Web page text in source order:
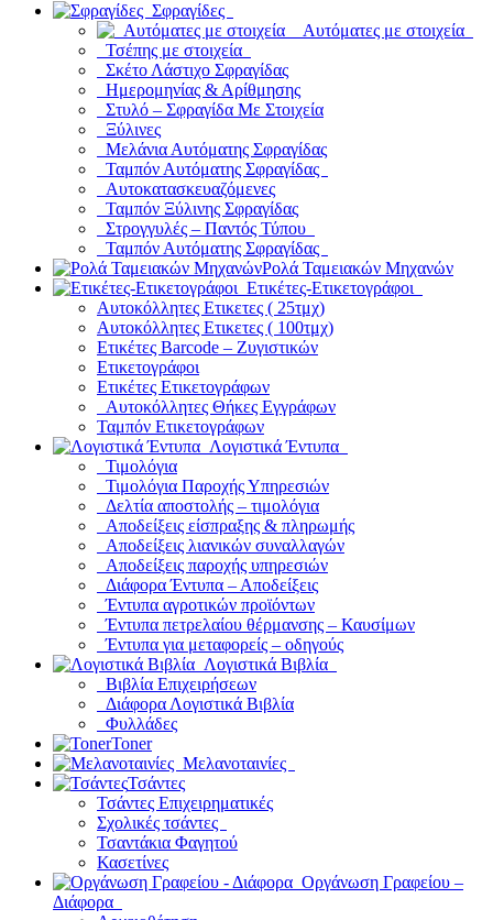
Σφραγίδες
Αυτόματες με στοιχεία
Τσέπης με στοιχεία
Σκέτο Λάστιχο Σφραγίδας
Ημερομηνίας & Αρίθμησης
Στυλό – Σφραγίδα Με Στοιχεία
Ξύλινες
Μελάνια Αυτόματης Σφραγίδας
Ταμπόν Αυτόματης Σφραγίδας
Αυτοκατασκευαζόμενες
Ταμπόν Ξύλινης Σφραγίδας
Στρογγυλές – Παντός Τύπου
Ταμπόν Αυτόματης Σφραγίδας
Ρολά Ταμειακών Μηχανών
Ετικέτες-Ετικετογράφοι
Αυτοκόλλητες Ετικετες ( 25τμχ)
Αυτοκόλλητες Ετικετες ( 100τμχ)
Ετικέτες Barcode – Ζυγιστικών
Ετικετογράφοι
Ετικέτες Ετικετογράφων
Αυτοκόλλητες Θήκες Εγγράφων
Ταμπόν Ετικετογράφων
Λογιστικά Έντυπα
Τιμολόγια
Τιμολόγια Παροχής Υπηρεσιών
Δελτία αποστολής – τιμολόγια
Αποδείξεις είσπραξης & πληρωμής
Αποδείξεις λιανικών συναλλαγών
Αποδείξεις παροχής υπηρεσιών
Διάφορα Έντυπα – Αποδείξεις
Έντυπα αγροτικών προϊόντων
Έντυπα πετρελαίου θέρμανσης – Καυσίμων
Έντυπα για μεταφορείς – οδηγούς
Λογιστικά Βιβλία
Βιβλία Επιχειρήσεων
Διάφορα Λογιστικά Βιβλία
Φυλλάδες
Toner
Μελανοταινίες
Τσάντες
Τσάντες Επιχειρηματικές
Σχολικές τσάντες
Τσαντάκια Φαγητού
Κασετίνες
Οργάνωση Γραφείου –
Διάφορα